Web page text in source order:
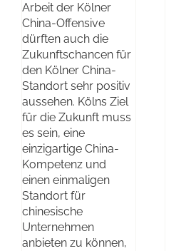
Arbeit der Kölner
China-Offensive
dürften auch die
Zukunftschancen für
den Kölner China-
Standort sehr positiv
aussehen. Kölns Ziel
für die Zukunft muss
es sein, eine
einzigartige China-
Kompetenz und
einen einmaligen
Standort für
chinesische
Unternehmen
anbieten zu können,